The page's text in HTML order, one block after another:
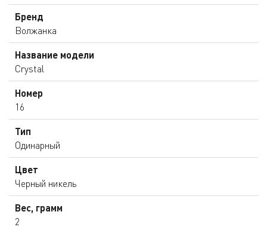
Бренд
Волжанка
Название модели
Crystal
Номер
16
Тип
Одинарный
Цвет
Черный никель
Вес, грамм
2